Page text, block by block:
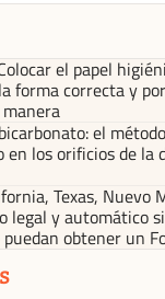
el papel
forma correcta y
el
en los orificios de la
Texas, Nuevo
legal y automático
obtener un